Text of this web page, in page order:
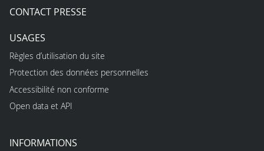
CONTACT PRESSE
USAGES
Règles d’utilisation du site
Protection des données personnelles
Accessibilité non conforme
Open data et API
INFORMATIONS